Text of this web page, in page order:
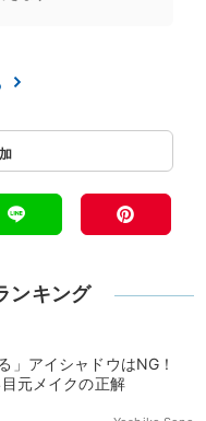
ンキング
」アイシャドウはNG！
元メイクの正解